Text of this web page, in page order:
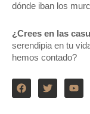
dónde iban los
¿Crees en las
serendipia en tu
hemos contado?
F
a
T
w
Y
o